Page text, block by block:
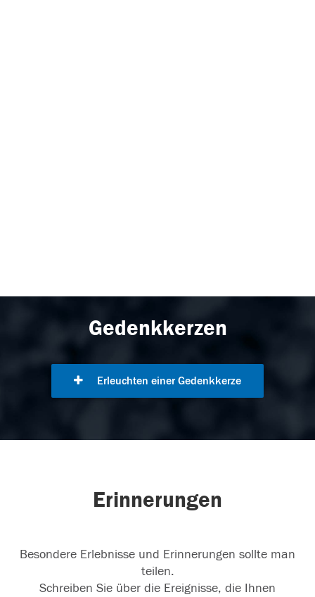
Gedenkkerzen
Erleuchten einer Gedenkkerze
Erinnerungen
Besondere Erlebnisse und Erinnerungen sollte man
teilen.
Schreiben Sie über die Ereignisse, die Ihnen